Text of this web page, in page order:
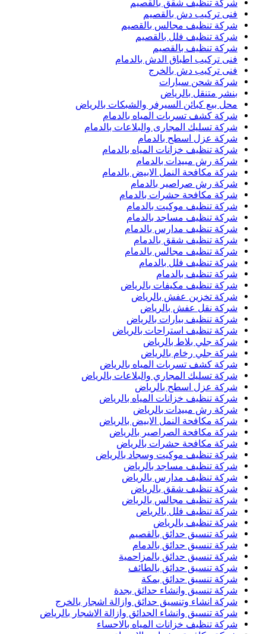
شركة تنظيف شقق بالقصيم
فنى تركيب دش بالقصيم
شركة تنظيف مجالس بالقصيم
شركة تنظيف فلل بالقصيم
شركة تنظيف بالقصيم
فنى تركيب اطباق الدش بالدمام
فنى تركيب دش بالخرج
شركة شحن سيارات
بنشر متنقل بالرياض
محل بيع كبائن السيرفر والشبكات بالرياض
شركة كشف تسربات المياه بالدمام
شركة تسليك المجارى والبلاعات بالدمام
شركة عزل اسطح بالدمام
شركة تنظيف خزانات المياه بالدمام
شركة رش مبيدات بالدمام
شركة مكافحة النمل الابيض بالدمام
شركة رش صراصير بالدمام
شركة مكافحة حشرات بالدمام
شركة تنظيف موكيت بالدمام
شركة تنظيف مساجد بالدمام
شركة تنظيف مدارس بالدمام
شركة تنظيف شقق بالدمام
شركة تنظيف مجالس بالدمام
شركة تنظيف فلل بالدمام
شركة تنظيف بالدمام
شركة تنظيف مكيفات بالرياض
شركة تخزين عفش بالرياض
شركة نقل عفش بالرياض
شركة تنظيف بيارات بالرياض
شركة تنظيف استراحات بالرياض
شركة جلي بلاط بالرياض
شركة جلي رخام بالرياض
شركة كشف تسربات المياه بالرياض
شركة تسليك المجاري والبلاعات بالرياض
شركة عزل اسطح بالرياض
شركة تنظيف خزانات المياه بالرياض
شركة رش مبيدات بالرياض
شركة مكافحة النمل الابيض بالرياض
شركة مكافحة الصراصير بالرياض
شركة مكافحة حشرات بالرياض
شركة تنظيف موكيت وسجاد بالرياض
شركة تنظيف مساجد بالرياض
شركة تنظيف مدارس بالرياض
شركة تنظيف شقق بالرياض
شركة تنظيف مجالس بالرياض
شركة تنظيف فلل بالرياض
شركة تنظيف بالرياض
شركة تنسيق حدائق بالقصيم
شركة تنسيق حدائق بالدمام
شركة تنسيق حدائق بالمزاحمية
شركة تنسيق حدائق بالطائف
شركة تنسيق حدائق بمكة
شركة تنسيق وانشاء حدائق بجدة
شركة انشاء وتنسيق حدائق وازالة اشجار بالخرج
شركة تنسيق وانشاء الحدائق وازالة الاشجار بالرياض
شركة تنظيف خزانات المياه بالاحساء